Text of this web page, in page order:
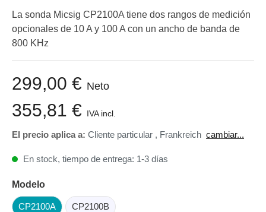
La sonda Micsig CP2100A tiene dos rangos de medición
opcionales de 10 A y 100 A con un ancho de banda de
800 KHz
299,00 € Neto
355,81 € IVA incl.
El precio aplica a: Cliente particular , Frankreich cambiar...
En stock, tiempo de entrega: 1-3 días
Modelo
CP2100A CP2100B